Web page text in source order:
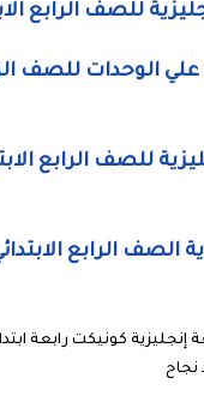
للصف الرابع
الوحدات للصف
للصف الرابع